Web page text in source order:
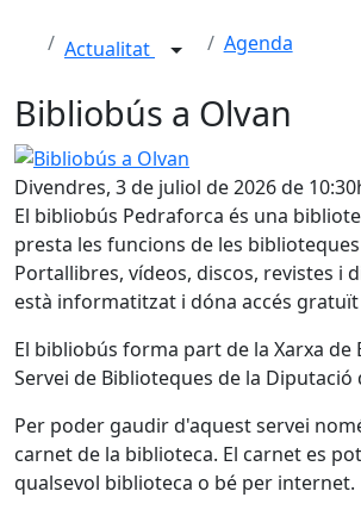
Actualitat Agenda
Bibliobús a Olvan
Bibliobús a Olvan
Divendres, 3 de juliol de 2026 de
El bibliobús Pedraforca és una
presta les funcions de les
Portallibres, vídeos, discos, revistes i
està informatitzat i dóna accés
El bibliobús forma part de la Xarxa de
Servei de Biblioteques de la Diputació
Per poder gaudir d'aquest servei
carnet de la biblioteca. El carnet es
qualsevol biblioteca o bé per internet.